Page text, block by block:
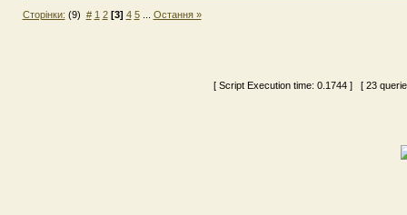
Сторінки: (9) # 1 2 [3] 4 5... Остання »
[ Script Execution time: 0.1744 ] [ 23